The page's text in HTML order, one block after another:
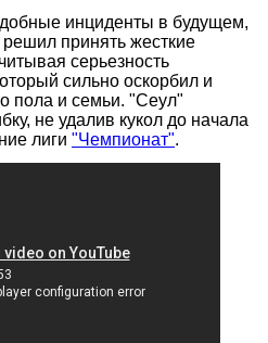
инциденты в будущем,
принять жесткие
серьезность
сильно оскорбил и
пола и семьи. "Сеул"
не удалив кукол до начала
лиги "Чемпионат".